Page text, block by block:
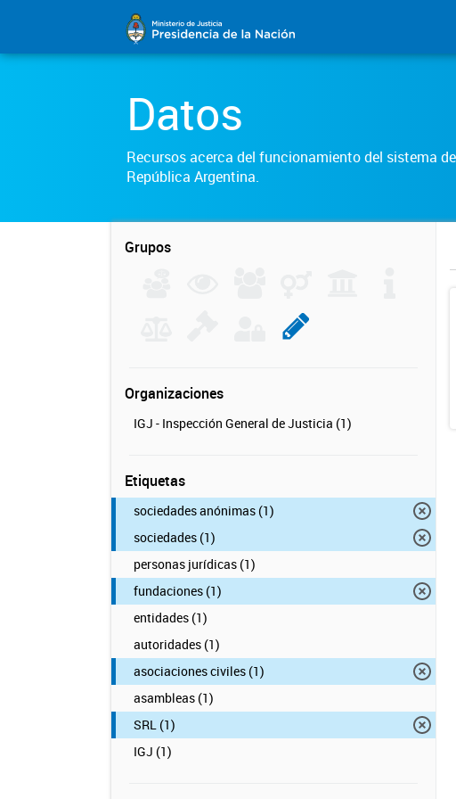
Datos
Recursos acerca del funcionamiento del sistema
República Argentina.
Grupos
Organizaciones
IGJ - Inspección General de Justicia (1)
Etiquetas
sociedades anónimas (1)
sociedades (1)
personas jurídicas (1)
fundaciones (1)
entidades (1)
autoridades (1)
asociaciones civiles (1)
asambleas (1)
SRL (1)
IGJ (1)